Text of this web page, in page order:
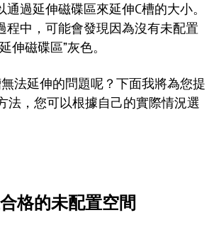
過延伸磁碟區來延伸C槽的大小。
程中，可能會發現因為沒有未配置
伸磁碟區”灰色。
法延伸的問題呢？下面我將為您提
法，您可以根據自己的實際情況選
格的未配置空間